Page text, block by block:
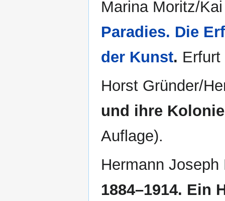
Marina Moritz/
Paradies. Die
der Kunst. Erfurt
Horst Gründer/
und ihre
Auflage).
Hermann
1884–1914. Ein